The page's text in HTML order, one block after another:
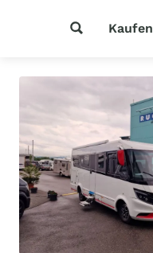
Kaufen